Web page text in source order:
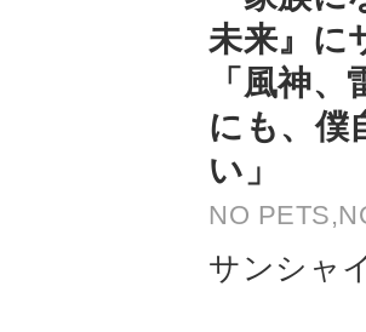
未来』に
「風神
にも、僕
い」
NO
サンシャ